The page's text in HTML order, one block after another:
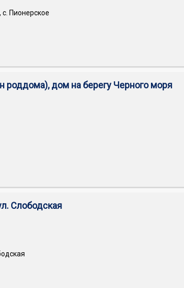
Пионерское
роддома), дом на берегу Черного моря
Слободская